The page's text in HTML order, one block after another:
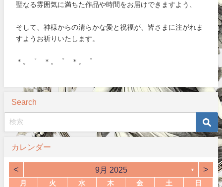
聖なる雰囲気に満ちた作品や時間をお届けできますよう、
そして、神様からの清らかな愛と祝福が、皆さまに注がれま
すようお祈りいたします。
＊。゜ ＊。゜ ＊。゜
Search
カレンダー
< 9月 2025 ▼ >
月 火 水 木 金 土 日